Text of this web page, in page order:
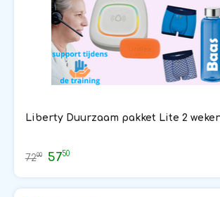
Liberty Duurzaam pakket Lite 2
7200 5750